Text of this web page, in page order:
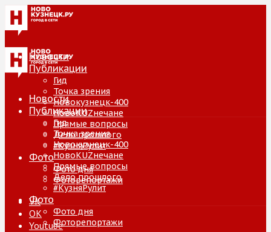
Новости
Публикации
Гид
Точка зрения
Новокузнецк-400
НовоKUZнечане
Прямые вопросы
Дело прошлого
#КузняРулит
Фото
Фото дня
Фоторепортажи
VK
ОК
Youtube
Новости
Публикации
Гид
Точка зрения
Новокузнецк-400
НовоKUZнечане
Прямые вопросы
Дело прошлого
#КузняРулит
Фото
Фото дня
Фоторепортажи